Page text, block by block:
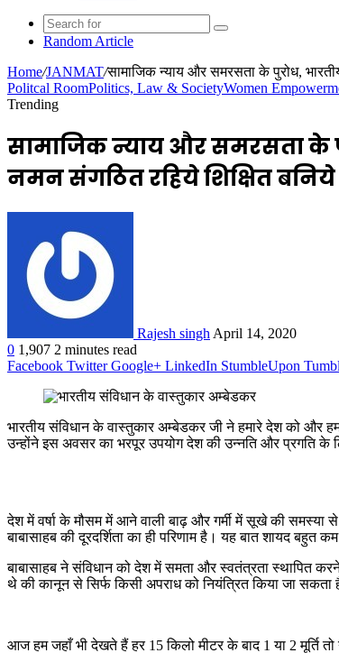
Random Article
Home/JANMAT/सामाजिक न्याय और समरसता के पुरोध,
Politcal RoomPolitics, Law & SocietyWomen
Trending
सामाजिक न्याय और समरसता के
नमन संगठित रहिये शिक्षित बनिये
Rajesh singh April 14, 2020
0 1,907 2 minutes read
Facebook Twitter Google+ LinkedIn StumbleUpon
भारतीय संविधान के वास्तुकार अम्बेडकर जी ने हमारे देश को और
उन्होंने इस अवसर का भरपूर उपयोग देश की उन्नति और प्रगति के
देश में वर्षा के मौसम में आने वाली बाढ़ और गर्मी में सूखे की समस्या से
बाबासाहब की दूरदर्शिता का ही परिणाम है। यह बात शायद बहुत
बाबासाहब ने संविधान को देश में समता और स्वतंत्रता स्थापित
थे की कानून से सिर्फ किसी अपराध को नियंत्रित किया जा सकता
आज हम जहाँ भी देखते हैं हर 15 किलो मीटर के बाद 1 या 2 मूर्ति